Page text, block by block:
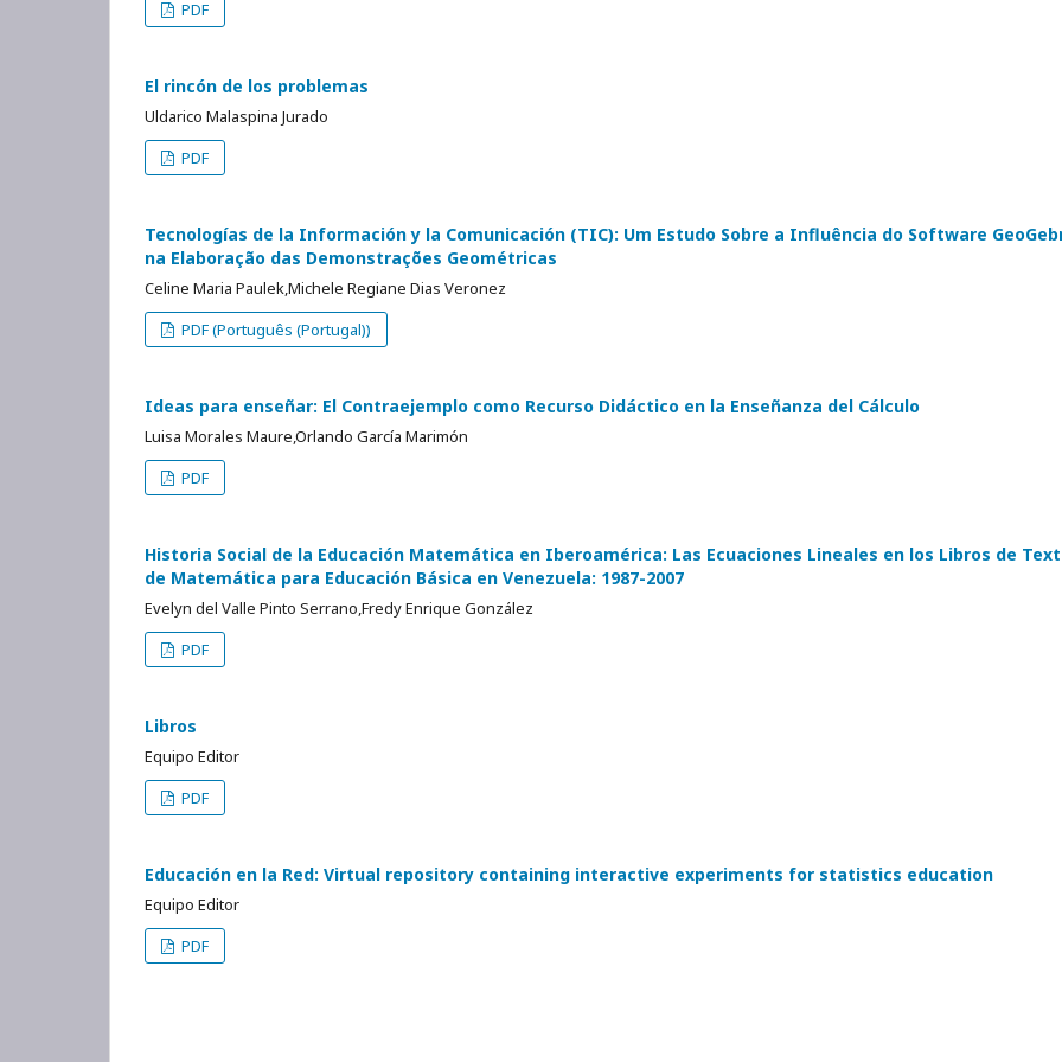
PDF
El rincón de los problemas
Uldarico Malaspina Jurado
PDF
Tecnologías de la Información y la Comunicación (TIC): Um Estudo Sobre a Influência do Software
na Elaboração das Demonstrações Geométricas
Celine Maria Paulek,Michele Regiane Dias Veronez
PDF (Português (Portugal))
Ideas para enseñar: El Contraejemplo como Recurso Didáctico en la Enseñanza del Cálculo
Luisa Morales Maure,Orlando García Marimón
PDF
Historia Social de la Educación Matemática en Iberoamérica: Las Ecuaciones Lineales en los Libros de
de Matemática para Educación Básica en Venezuela: 1987-2007
Evelyn del Valle Pinto Serrano,Fredy Enrique González
PDF
Libros
Equipo Editor
PDF
Educación en la Red: Virtual repository containing interactive experiments for statistics education
Equipo Editor
PDF